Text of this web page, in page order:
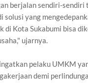
berjalan sendiri-sendiri
solusi yang
di Kota Sukabumi bisa
ujarnya.
pelaku UMKM
demi